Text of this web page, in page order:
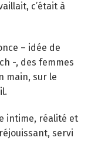
c’était à
– idée de
-, des femmes
main, sur le
intime, réalité et
servi